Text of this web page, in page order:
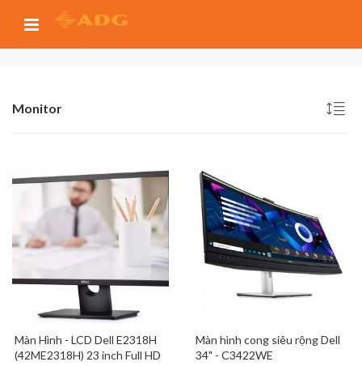
Monitor
Màn Hình - LCD Dell E2318H
(42ME2318H) 23 inch Full HD
Màn hình cong siêu rộng Dell
34" - C3422WE